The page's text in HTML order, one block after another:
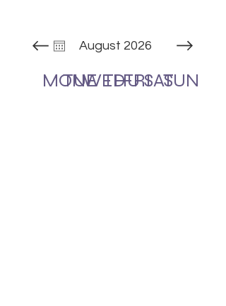
August 2026
MON
TUEWED
THU
FRISATSUN